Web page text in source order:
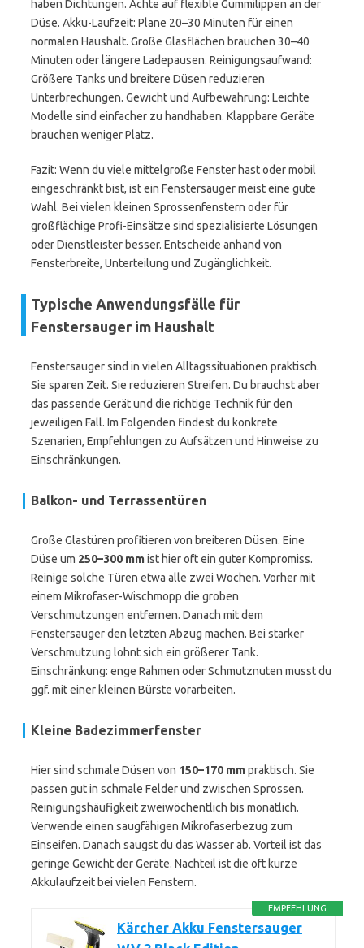
haben Dichtungen. Achte auf flexible Gummilippen an der
Düse. Akku-Laufzeit: Plane 20–30 Minuten für einen
normalen Haushalt. Große Glasflächen brauchen 30–40
Minuten oder längere Ladepausen. Reinigungsaufwand:
Größere Tanks und breitere Düsen reduzieren
Unterbrechungen. Gewicht und Aufbewahrung: Leichte
Modelle sind einfacher zu handhaben. Klappbare Geräte
brauchen weniger Platz.
Fazit: Wenn du viele mittelgroße Fenster hast oder mobil
eingeschränkt bist, ist ein Fenstersauger meist eine gute
Wahl. Bei vielen kleinen Sprossenfenstern oder für
großflächige Profi-Einsätze sind spezialisierte Lösungen
oder Dienstleister besser. Entscheide anhand von
Fensterbreite, Unterteilung und Zugänglichkeit.
Typische Anwendungsfälle für
Fenstersauger im Haushalt
Fenstersauger sind in vielen Alltagssituationen praktisch.
Sie sparen Zeit. Sie reduzieren Streifen. Du brauchst aber
das passende Gerät und die richtige Technik für den
jeweiligen Fall. Im Folgenden findest du konkrete
Szenarien, Empfehlungen zu Aufsätzen und Hinweise zu
Einschränkungen.
Balkon- und Terrassentüren
Große Glastüren profitieren von breiteren Düsen. Eine
Düse um 250–300 mmist hier oft ein guter Kompromiss.
Reinige solche Türen etwa alle zwei Wochen. Vorher mit
einem Mikrofaser-Wischmopp die groben
Verschmutzungen entfernen. Danach mit dem
Fenstersauger den letzten Abzug machen. Bei starker
Verschmutzung lohnt sich ein größerer Tank.
Einschränkung: enge Rahmen oder Schmutznuten musst du
ggf. mit einer kleinen Bürste vorarbeiten.
Kleine Badezimmerfenster
Hier sind schmale Düsen von 150–170 mmpraktisch. Sie
passen gut in schmale Felder und zwischen Sprossen.
Reinigungshäufigkeit zweiwöchentlich bis monatlich.
Verwende einen saugfähigen Mikrofaserbezug zum
Einseifen. Danach saugst du das Wasser ab. Vorteil ist das
geringe Gewicht der Geräte. Nachteil ist die oft kurze
Akkulaufzeit bei vielen Fenstern.
EMPFEHLUNG
Kärcher Akku Fenstersauger